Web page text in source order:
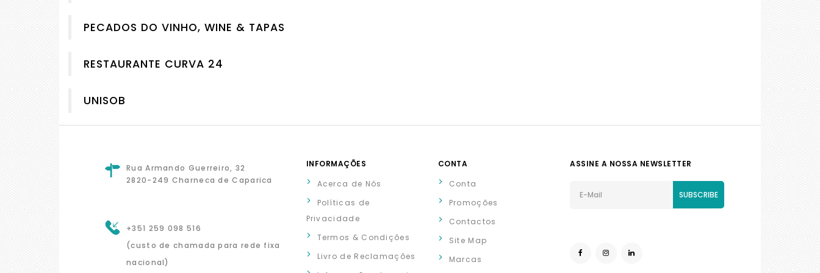
PECADOS DO VINHO, WINE & TAPAS
RESTAURANTE CURVA 24
UNISOB
Rua Armando Guerreiro, 32
2820-249 Charneca de Caparica
+351 259 098 516
(custo de chamada para rede fixa
nacional)
INFORMAÇÕES
Acerca de Nós
Políticas de
Privacidade
Termos & Condições
Livro de Reclamações
CONTA
Conta
Promoções
Contactos
Site Map
Marcas
ASSINE A NOSSA NEWSLETTER
SUBSCRIBE